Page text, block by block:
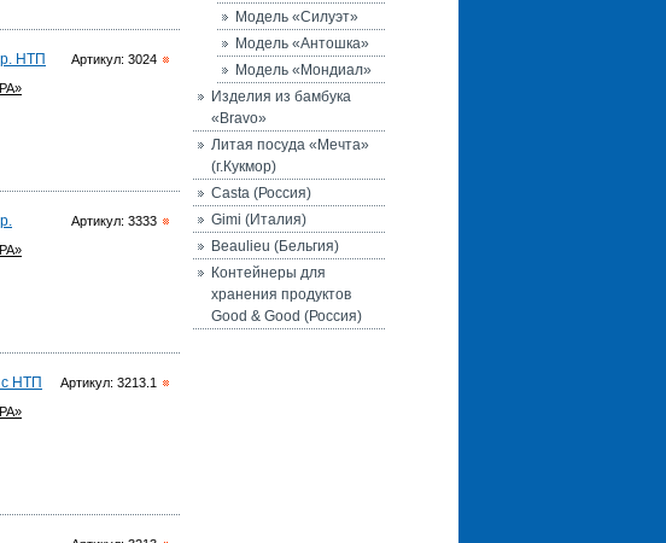
Артикул: 3024
НТП
Артикул: 3333
Артикул: 3213.1
НТП
Модель «Силуэт»
Модель «Антошка»
Модель «Мондиал»
Изделия из бамбука
«Bravo»
Литая посуда «Мечта»
(г.Кукмор)
Casta (Россия)
Gimi (Италия)
Beaulieu (Бельгия)
Контейнеры для
хранения продуктов
Good & Good (Россия)